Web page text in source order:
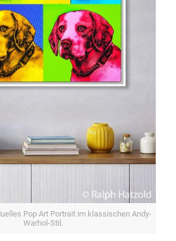
Pop Art Portrait im klassischen Andy-
Warhol-Stil.